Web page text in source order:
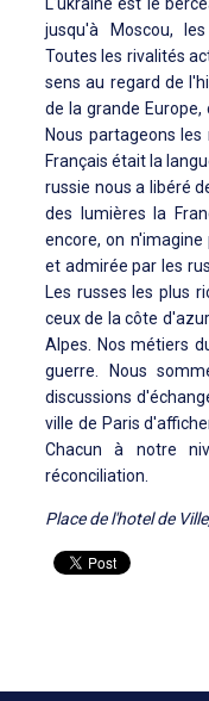
jusqu'à Moscou,
Toutes les rivalités
sens au regard de
de la grande Europe,
Nous partageons
Français était la
russie nous a libéré
des lumières la
encore, on
et admirée par les
Les russes les plus
ceux de la côte
Alpes. Nos métiers
guerre. Nous
discussions
ville de Paris
Chacun à notre
réconciliation.
Place de l'hotel de